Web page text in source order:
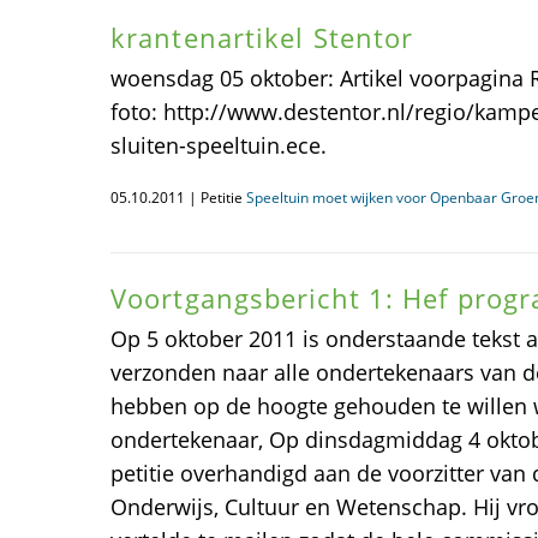
krantenartikel Stentor
woensdag 05 oktober: Artikel voorpagina
foto: http://www.destentor.nl/regio/
sluiten-speeltuin.ece.
05.10.2011 | Petitie Speeltuin moet wijken voor Openbaar
Voortgangsbericht 1: Hef
Op 5 oktober 2011 is onderstaande tekst
verzonden naar alle ondertekenaars van
hebben op de hoogte gehouden te willen
ondertekenaar, Op dinsdagmiddag 4
petitie overhandigd aan de voorzitter van
Onderwijs, Cultuur en Wetenschap. Hij